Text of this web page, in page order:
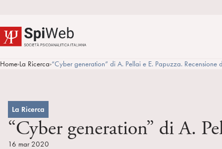
Home>La Ricerca>“Cyber generation” di A. Pellai e E. Papuzza. Recensione
La Ricerca
“Cyber generation” di A.
16 mar 2020